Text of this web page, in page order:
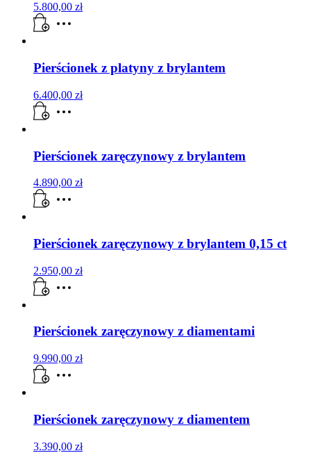
5.800,00 zł
Pierścionek z platyny z brylantem
6.400,00 zł
Pierścionek zaręczynowy z brylantem
4.890,00 zł
Pierścionek zaręczynowy z brylantem 0,15 ct
2.950,00 zł
Pierścionek zaręczynowy z diamentami
9.990,00 zł
Pierścionek zaręczynowy z diamentem
3.390,00 zł